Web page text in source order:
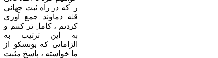
را که در راه ثبت جهانی
قله دماوند جمع آوری
کردیم ، کامل تر کنیم و
به این ترتیب به
الزاماتی که یونسکو از
ما خواسته ، پاسخ مثبت